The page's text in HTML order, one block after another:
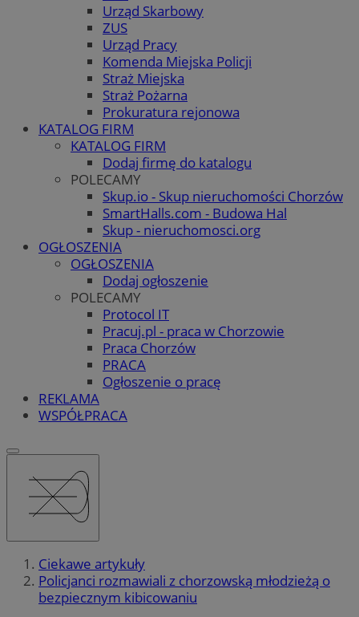
Urząd Skarbowy
ZUS
Urząd Pracy
Komenda Miejska Policji
Straż Miejska
Straż Pożarna
Prokuratura rejonowa
KATALOG FIRM
KATALOG FIRM
Dodaj firmę do katalogu
POLECAMY
Skup.io - Skup nieruchomości Chorzów
SmartHalls.com - Budowa Hal
Skup - nieruchomosci.org
OGŁOSZENIA
OGŁOSZENIA
Dodaj ogłoszenie
POLECAMY
Protocol IT
Pracuj.pl - praca w Chorzowie
Praca Chorzów
PRACA
Ogłoszenie o pracę
REKLAMA
WSPÓŁPRACA
Ciekawe artykuły
Policjanci rozmawiali z chorzowską młodzieżą o
bezpiecznym kibicowaniu